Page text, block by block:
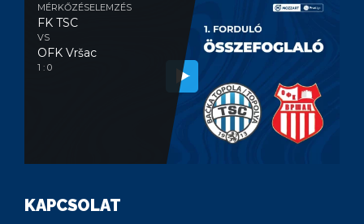
MÉRKŐZÉSELEMZÉS
FK TSC
VS
OFK Vršac
1 : 0
KAPCSOLAT